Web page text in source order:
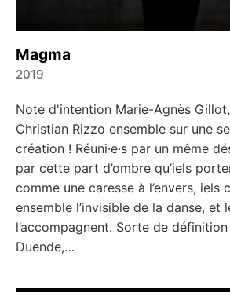
Magma
2019
Note d'intention Marie-Agnès
Christian Rizzo ensemble sur une
création ! Réuni·e·s par un même
par cette part d’ombre qu’iels
comme une caresse à l’envers, iels
ensemble l’invisible de la danse, et
l’accompagnent. Sorte de
Duende,…